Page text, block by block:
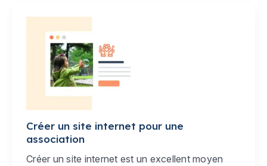
Créer un site internet pour une
association
Créer un site internet est un excellent moyen